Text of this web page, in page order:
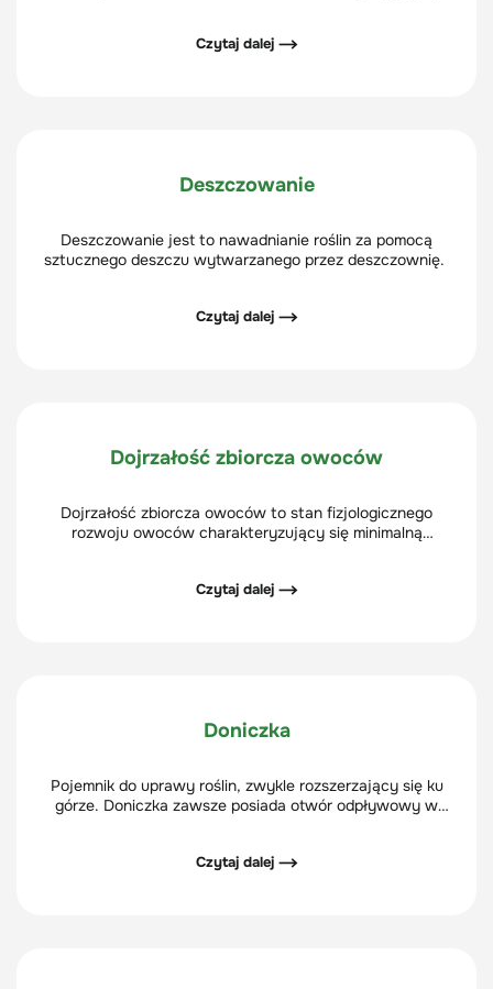
introdukcją – wprowadzeniem do uprawy obcych
Czytaj dalej ⟶
Deszczowanie
Deszczowanie jest to nawadnianie roślin za pomocą
sztucznego deszczu wytwarzanego przez deszczownię.
Czytaj dalej ⟶
Dojrzałość zbiorcza owoców
Dojrzałość zbiorcza owoców to stan fizjologicznego
rozwoju owoców charakteryzujący się minimalną
odrywają się od pędu owoconośnego.
Czytaj dalej ⟶
Doniczka
Pojemnik do uprawy roślin, zwykle rozszerzający się ku
górze. Doniczka zawsze posiada otwór odpływowy w
odpływowego.
Czytaj dalej ⟶